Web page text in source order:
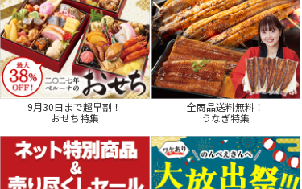
9月30日まで超早割！
おせち特集
全商品送料無料！
うなぎ特集